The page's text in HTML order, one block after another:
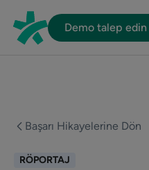
Demo talep edin
En HubSpot tenemos otro
Başarı Hikayelerine Dön
RÖPORTAJ